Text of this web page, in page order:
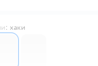
: хаки
7110114